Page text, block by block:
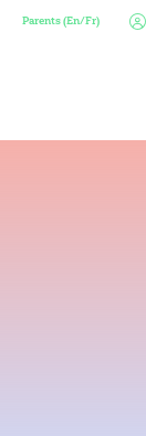
Parents (En/Fr)